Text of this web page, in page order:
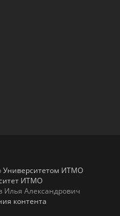
Университетом ИТМО
ИТМО
Илья Александрович
контента